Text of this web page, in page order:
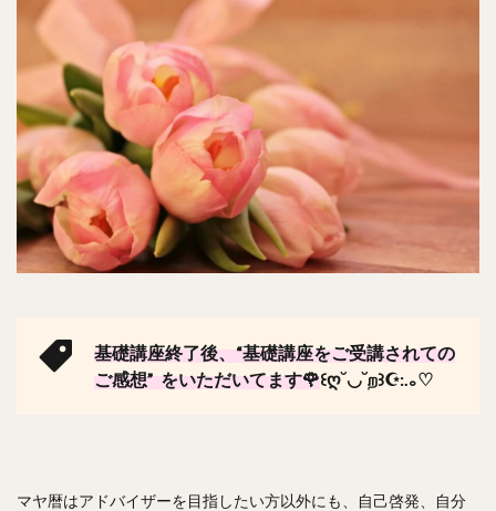
基礎講座終了後、“基礎講座をご受講されての
ご感想” をいただいてます🌹꒰ღ˘◡˘ற꒱☪:.｡♡
マヤ暦はアドバイザーを目指したい方以外にも、自己啓発、自分